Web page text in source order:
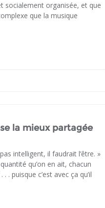
socialement organisée, et que
que la musique
la mieux partagée
intelligent, il faudrait l’être. »
qu’on en ait, chacun
. puisque c’est avec ça qu’il